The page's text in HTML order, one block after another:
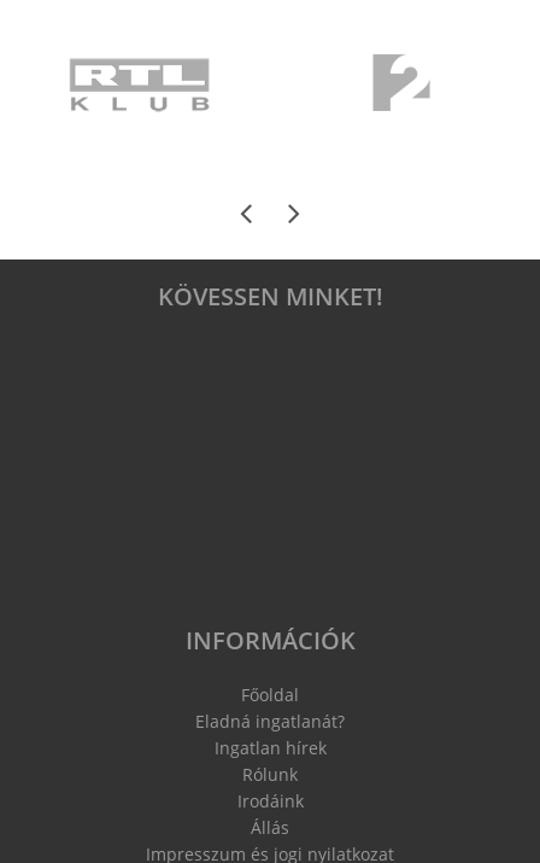
KÖVESSEN MINKET!
INFORMÁCIÓK
Főoldal
Eladná ingatlanát?
Ingatlan hírek
Rólunk
Irodáink
Állás
Impresszum és jogi nyilatkozat